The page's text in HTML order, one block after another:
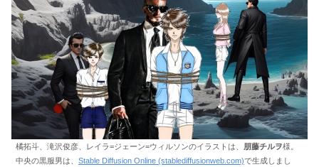
橘拓斗、滝沢俊彦、レイラ=ジェーン=ウィルソンのイラストは、 朋藤チルヲ様。
中央の黒服男は、 Stable Diffusion Online (stablediffusionweb.com)で生成しまし